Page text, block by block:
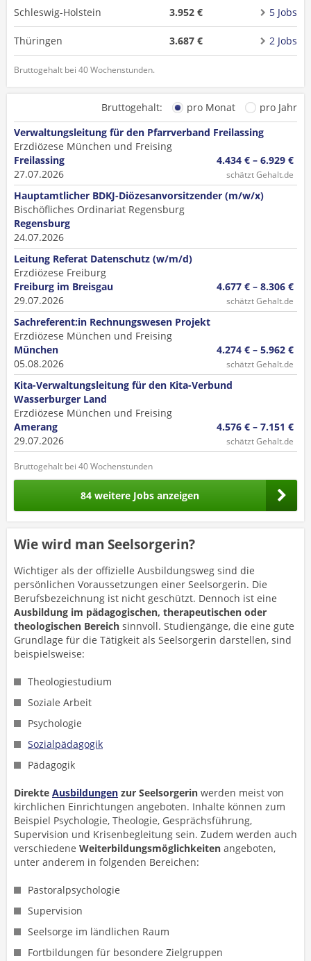
Schleswig-Holstein 3.952 € 5 Jobs
Thüringen 3.687 € 2 Jobs
Bruttogehalt bei 40 Wochenstunden.
Bruttogehalt: pro Monat
pro Jahr
Verwaltungsleitung für den Pfarrverband Freilassing
Erzdiözese München und Freising
Freilassing
27.07.2026
4.434 € – 6.929 €
schätzt Gehalt.de
Hauptamtlicher BDKJ-Diözesanvorsitzender (m/w/x)
Bischöfliches Ordinariat Regensburg
Regensburg
24.07.2026
Leitung Referat Datenschutz (w/m/d)
Erzdiözese Freiburg
Freiburg im Breisgau
29.07.2026
4.677 € – 8.306 €
schätzt Gehalt.de
Sachreferent:in Rechnungswesen Projekt
Erzdiözese München und Freising
München
05.08.2026
4.274 € – 5.962 €
schätzt Gehalt.de
Kita-Verwaltungsleitung für den Kita-Verbund
Wasserburger Land
Erzdiözese München und Freising
Amerang
29.07.2026
4.576 € – 7.151 €
schätzt Gehalt.de
Bruttogehalt bei 40 Wochenstunden
84 weitere Jobs anzeigen
Wie wird man Seelsorgerin?
Wichtiger als der offizielle Ausbildungsweg sind die
persönlichen Voraussetzungen einer Seelsorgerin. Die
Berufsbezeichnung ist nicht geschützt. Dennoch ist eine
Ausbildung im pädagogischen, therapeutischen oder
theologischen Bereich sinnvoll. Studiengänge, die eine gute
Grundlage für die Tätigkeit als Seelsorgerin darstellen, sind
beispielsweise:
Theologiestudium
Soziale Arbeit
Psychologie
Sozialpädagogik
Pädagogik
Direkte Ausbildungen zur Seelsorgerin werden meist von
kirchlichen Einrichtungen angeboten. Inhalte können zum
Beispiel Psychologie, Theologie, Gesprächsführung,
Supervision und Krisenbegleitung sein. Zudem werden auch
verschiedene Weiterbildungsmöglichkeiten angeboten,
unter anderem in folgenden Bereichen:
Pastoralpsychologie
Supervision
Seelsorge im ländlichen Raum
Fortbildungen für besondere Zielgruppen